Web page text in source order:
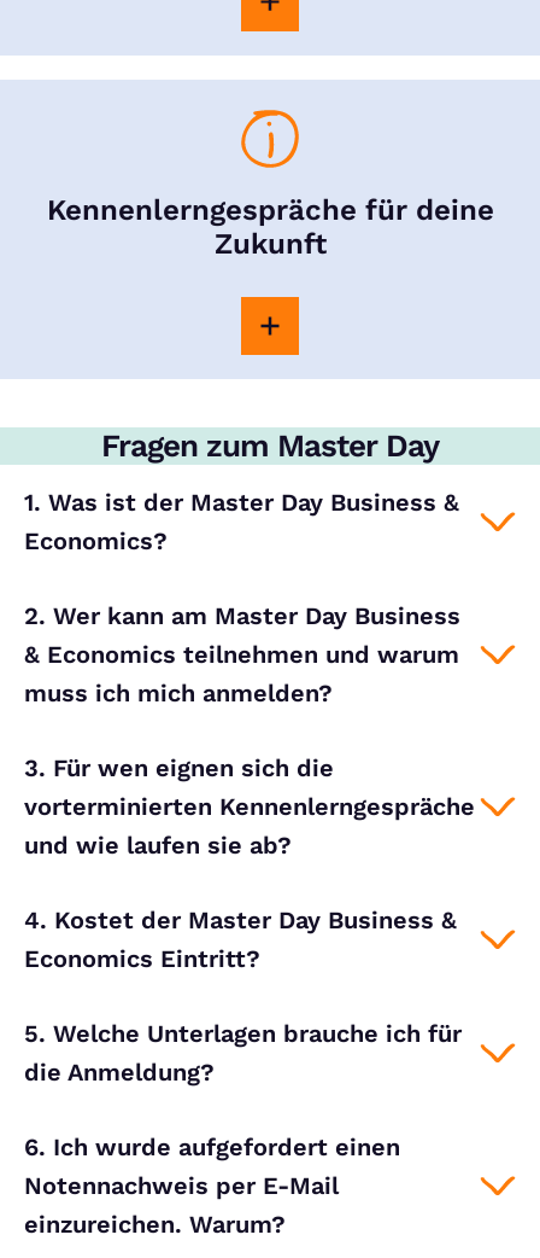
Kennenlerngespräche für deine
Zukunft
Fragen zum Master Day
1. Was ist der Master Day Business &
Economics?
2. Wer kann am Master Day Business
& Economics teilnehmen und warum
muss ich mich anmelden?
3. Für wen eignen sich die
vorterminierten Kennenlerngespräche
und wie laufen sie ab?
4. Kostet der Master Day Business &
Economics Eintritt?
5. Welche Unterlagen brauche ich für
die Anmeldung?
6. Ich wurde aufgefordert einen
Notennachweis per E-Mail
einzureichen. Warum?